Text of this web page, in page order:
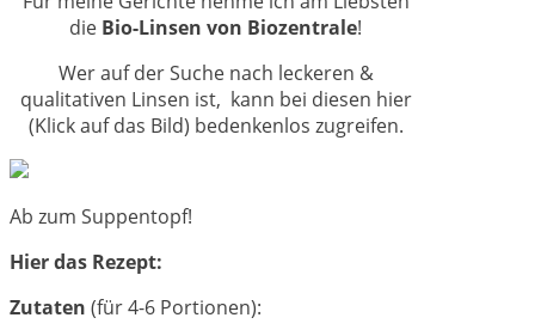
die Bio-Linsen von Biozentrale!
Wer auf der Suche nach leckeren &
qualitativen Linsen ist, kann bei diesen hier
(Klick auf das Bild) bedenkenlos zugreifen.
Ab zum Suppentopf!
Hier das Rezept:
Zutaten (für 4-6 Portionen):